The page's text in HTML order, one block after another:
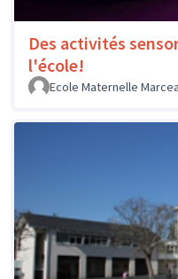
Des activités
l'école!
Ecole Maternelle